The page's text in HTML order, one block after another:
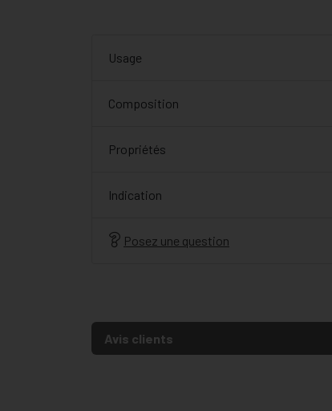
Usage
Composition
Propriétés
Indication
Posez une question
Avis clients